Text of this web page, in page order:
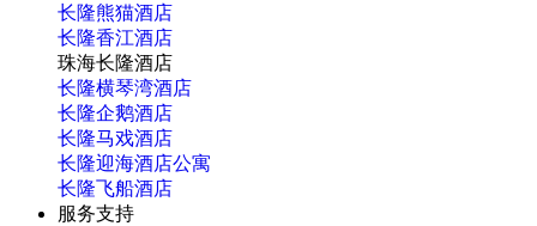
长隆熊猫酒店
长隆香江酒店
珠海长隆酒店
长隆横琴湾酒店
长隆企鹅酒店
长隆马戏酒店
长隆迎海酒店公寓
长隆飞船酒店
服务支持